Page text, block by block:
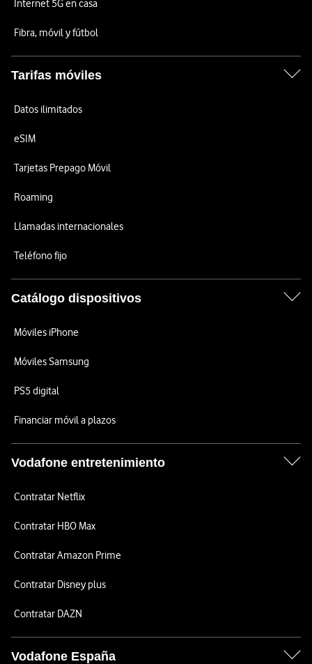
Internet 5G en casa
Fibra, móvil y fútbol
Tarifas móviles
Datos ilimitados
eSIM
Tarjetas Prepago Móvil
Roaming
Llamadas internacionales
Teléfono fijo
Catálogo dispositivos
Móviles iPhone
Móviles Samsung
PS5 digital
Financiar móvil a plazos
Vodafone entretenimiento
Contratar Netflix
Contratar HBO Max
Contratar Amazon Prime
Contratar Disney plus
Contratar DAZN
Vodafone España